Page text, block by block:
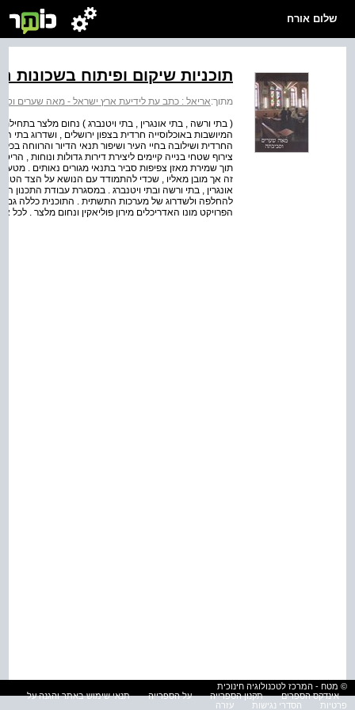
שלום אורח
תוכניות שיקום ופיתוח
מתוך:אריאל : כתב עת לידיעת ארץ ישראל - מאה שערים
( בתי ורשה , בתי אונגרין , בתי ויטנברג ) נחום מלצר
המיושבות באוכלוסייה חרדית בצפון ירושלים , ושדרוג בתי
החרדית ושילובה בחיי העיר ושיפור תנאי הדיור והרווחה
צירוף שטחי בנייה קיימים ליצירת דירות גדולות ונוחות ,
תוך שמירת מאזן צפיפות סביר בתנאי מגורים נאותים .
זה אך מובן מאליו , שכדי להתמודד עם הנושא על הצד
אונגרין , בתי ורשה ובתי ויטנברג . במסגרת עבודת התכנון
להחלפה ולשדרוג של מערכות התשתית . התוכנית כללה גם
הפרויקט מונו האדריכלים מירון פוליאקין ונחום מלצר .
© מטח - המרכז לטכנולוגיה חינוכית
אינדקס הספרים
תקנון הספרייה על הספרייה
תנאי שימוש באתר והגנה על
פרטיות
הסדרי נגישות עזרה